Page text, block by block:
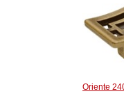
Oriente